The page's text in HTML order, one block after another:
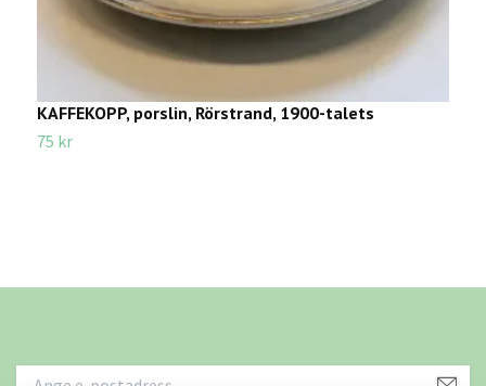
KAFFEKOPP, porslin, Rörstrand, 1900-talets
75 kr